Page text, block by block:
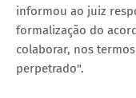
informou ao juiz
formalização do
colaborar, nos
perpetrado".